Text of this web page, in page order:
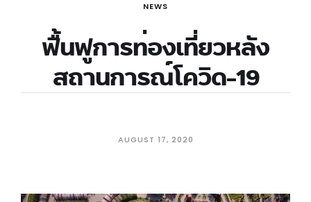
NEWS
ฟื้นฟูการท่องเที่ยวหลัง
สถานการณ์โควิด-19
AUGUST 17, 2020